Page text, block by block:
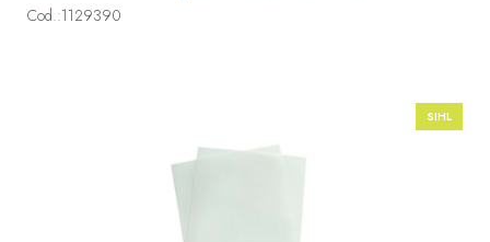
Cod.:1129390
SIHL